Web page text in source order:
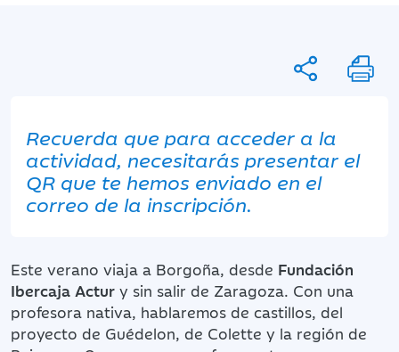
Recuerda que para acceder a la
actividad, necesitarás presentar el
QR que te hemos enviado en el
correo de la inscripción.
Este verano viaja a Borgoña, desde Fundación
Ibercaja Actur y sin salir de Zaragoza. Con una
profesora nativa, hablaremos de castillos, del
proyecto de Guédelon, de Colette y la región de